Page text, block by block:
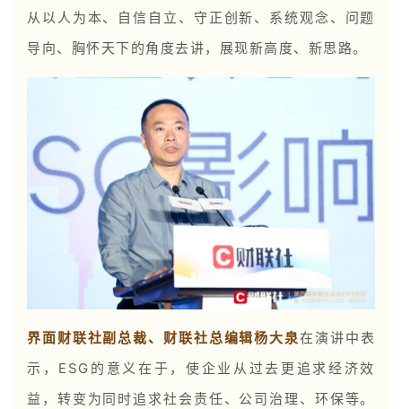
从以人为本、自信自立、守正创新、系统观念、问题
导向、胸怀天下的角度去讲，展现新高度、新思路。
界面财联社副总裁、财联社总编辑杨大泉在演讲中表
示，ESG的意义在于，使企业从过去更追求经济效
益，转变为同时追求社会责任、公司治理、环保等。